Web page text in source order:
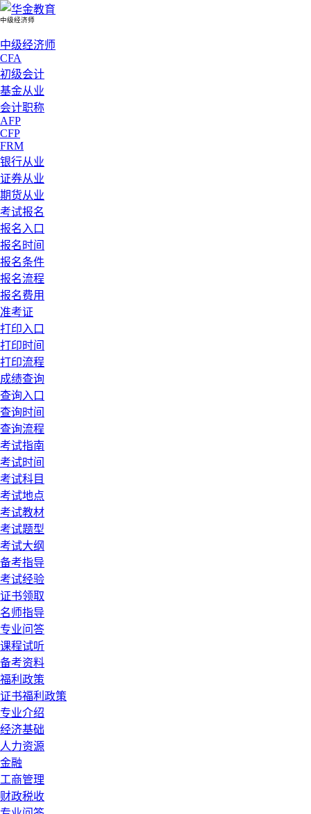
中级经济师
中级经济师
CFA
初级会计
基金从业
会计职称
AFP
CFP
FRM
银行从业
证券从业
期货从业
考试报名
报名入口
报名时间
报名条件
报名流程
报名费用
准考证
打印入口
打印时间
打印流程
成绩查询
查询入口
查询时间
查询流程
考试指南
考试时间
考试科目
考试地点
考试教材
考试题型
考试大纲
备考指导
考试经验
证书领取
名师指导
专业问答
课程试听
备考资料
福利政策
证书福利政策
专业介绍
经济基础
人力资源
金融
工商管理
财政税收